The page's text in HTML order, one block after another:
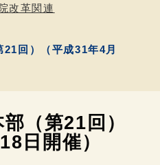
改革関連
回）（平成31年4月
（第21回）
日開催）